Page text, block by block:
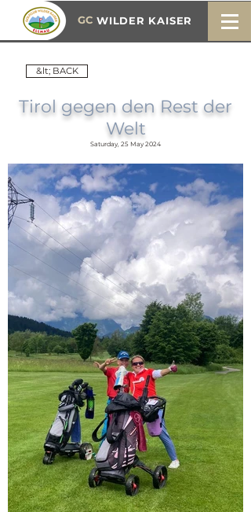
WILDER KAISER
GC
&lt; BACK
Tirol gegen den Rest der
Welt
Saturday, 25 May 2024